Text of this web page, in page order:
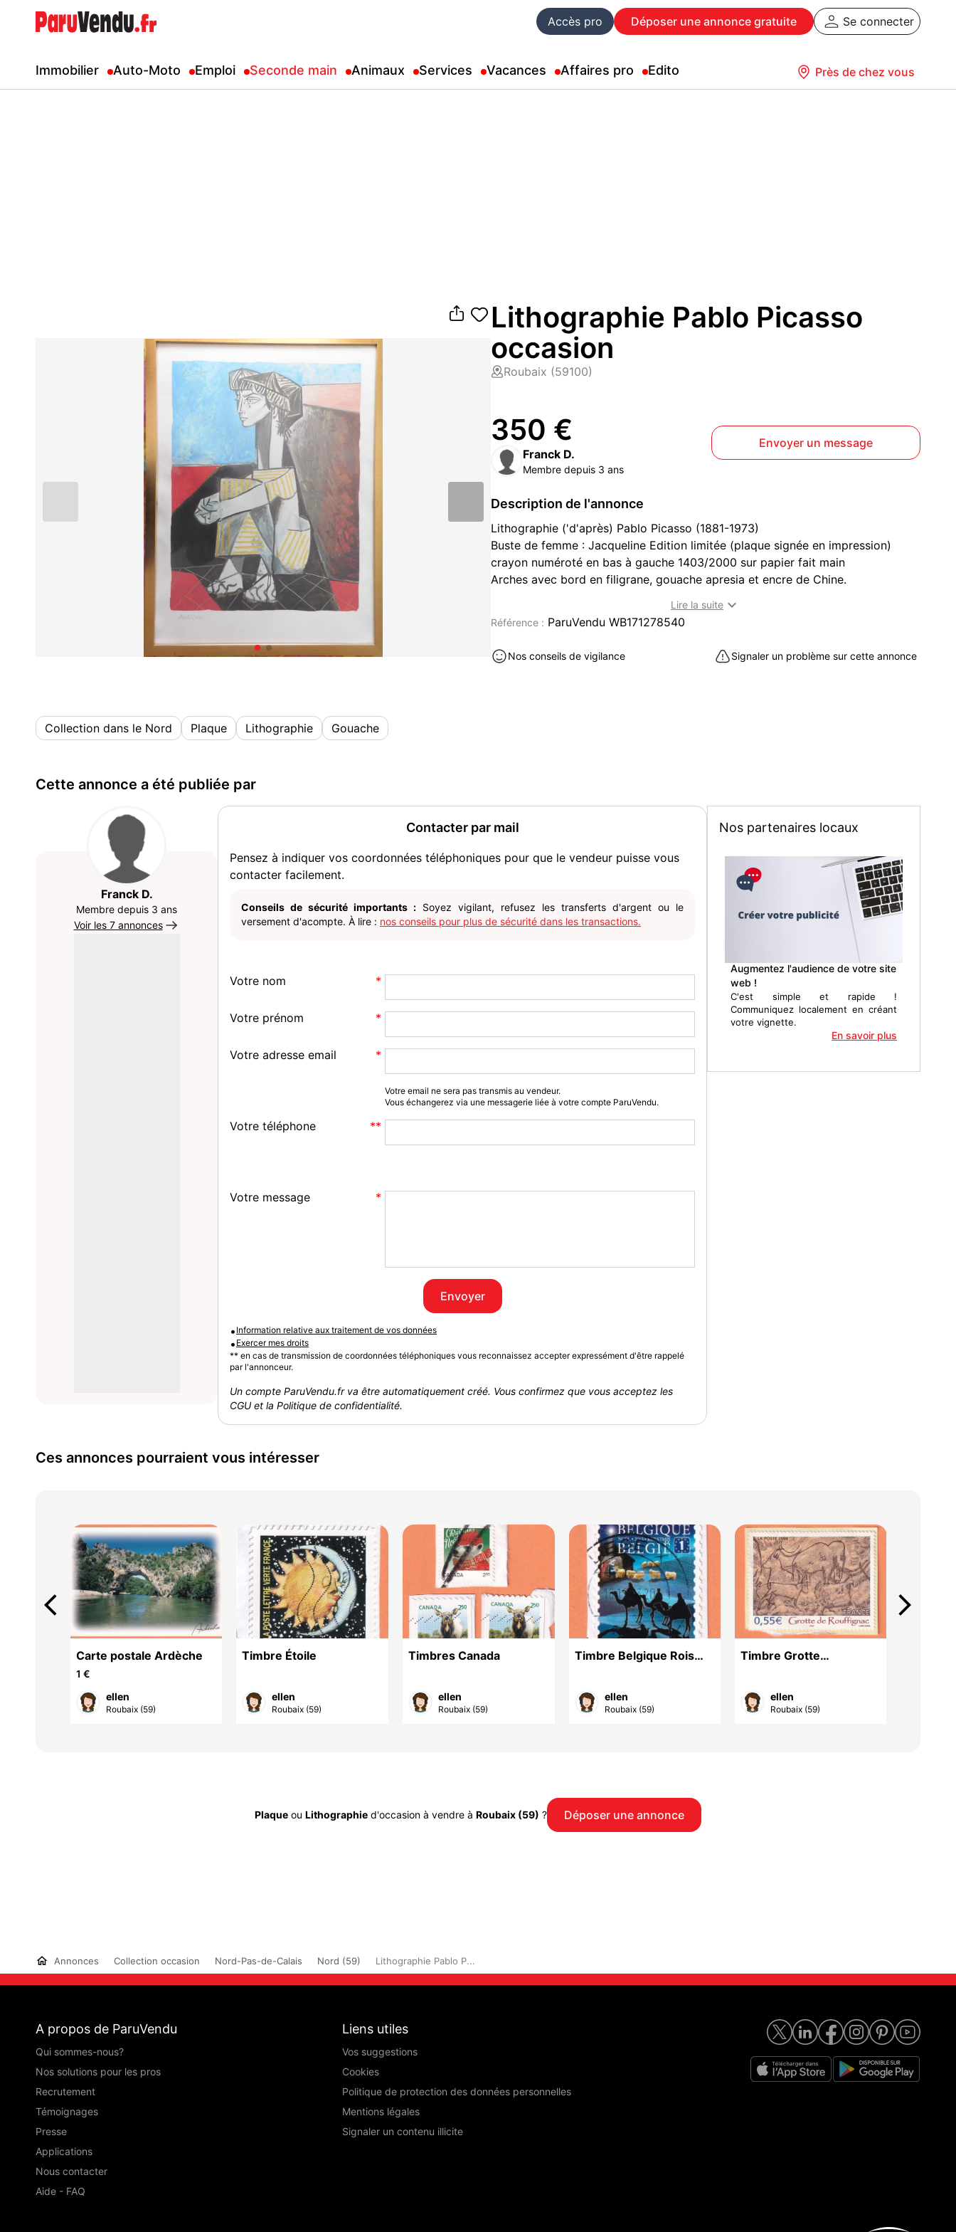
Accès pro Déposer une annonce gratuite Se connecter
Immobilier Auto-Moto Emploi Seconde main Animaux Services Vacances Affaires pro Edito Près de chez vous
Lithographie Pablo Picasso
occasion
Roubaix (59100)
350 €
Franck D.
Membre depuis 3 ans
Envoyer un message
Description de l'annonce
Lithographie ('d'après) Pablo Picasso (1881-1973)
Buste de femme : Jacqueline Edition limitée (plaque signée en impression)
crayon numéroté en bas à gauche 1403/2000 sur papier fait main
Arches avec bord en filigrane, gouache apresia et encre de Chine.
Remise ne main propre
Collection occasion à vendre à Roubaix (59100)
Lire la suite 
Référence : ParuVendu WB171278540
Nos conseils de vigilance Signaler un problème sur cette annonce
Collection dans le Nord Plaque Lithographie Gouache
Cette annonce a été publiée par
Franck D.
Membre depuis 3 ans
Voir les 7 annonces
Contacter par mail
Pensez à indiquer vos coordonnées téléphoniques pour que le vendeur puisse vous
contacter facilement.
Conseils de sécurité importants : Soyez vigilant, refusez les transferts d'argent ou le
versement d'acompte. À lire : nos conseils pour plus de sécurité dans les transactions.
Votre nom
Votre prénom
Votre adresse email
Votre email ne sera pas transmis au vendeur.
Vous échangerez via une messagerie liée à votre compte ParuVendu.
Votre téléphone
Votre message
Envoyer
• Information relative aux traitement de vos données
• Exercer mes droits
** en cas de transmission de coordonnées téléphoniques vous reconnaissez accepter expressément d'être rappelé
par l'annonceur.
Un compte ParuVendu.fr va être automatiquement créé. Vous confirmez que vous acceptez les
CGU et la Politique de confidentialité.
Nos partenaires locaux
Augmentez l'audience de votre site
web !
C'est simple et rapide !
Communiquez localement en créant
votre vignette.
En savoir plus
Ces annonces pourraient vous intéresser
Carte postale Ardèche
1 €
ellen
Roubaix (59)
Timbre Étoile
ellen
Roubaix (59)
Timbres Canada
ellen
Roubaix (59)
Timbre Belgique Rois
ellen
Roubaix (59)
Timbre Grotte
ellen
Roubaix (59)
arrow_back_ios arrow_forward_ios
Plaque ou Lithographie d'occasion à vendre à Roubaix (59) ? Déposer une annonce
Annonces Collection occasion Nord-Pas-de-Calais Nord (59) Lithographie Pablo P...
A propos de ParuVendu
Qui sommes-nous?
Nos solutions pour les pros
Recrutement
Témoignages
Presse
Applications
Nous contacter
Aide - FAQ
Liens utiles
Vos suggestions
Cookies
Politique de protection des données personnelles
Mentions légales
Signaler un contenu illicite